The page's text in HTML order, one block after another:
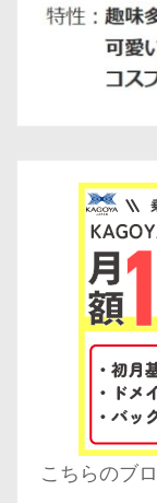
こちらのブ